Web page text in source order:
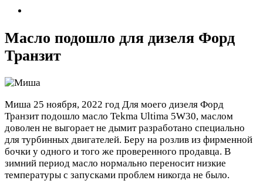
Масло подошло для дизеля Форд
Транзит
Миша 25 ноября, 2022 год Для моего дизеля Форд
Транзит подошло масло Tekma Ultima 5W30, маслом
доволен не выгорает не дымит разработано специально
для турбинных двигателей. Беру на розлив из фирменной
бочки у одного и того же проверенного продавца. В
зимний период масло нормально переносит низкие
температуры с запусками проблем никогда не было.